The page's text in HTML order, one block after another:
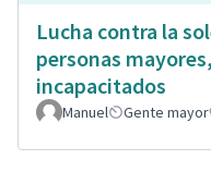
Lucha contra la
personas
incapacitados
Manuel Gente mayor